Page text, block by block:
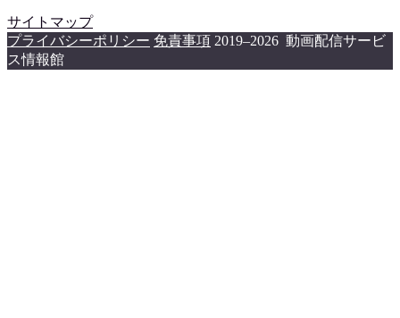
サイトマップ
プライバシーポリシー 免責事項 2019–2026 動画配信サービ
ス情報館